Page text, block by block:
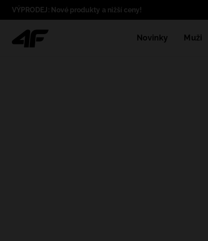
VÝPRODEJ: Nové produkty a nižší ceny!
Novinky Muži